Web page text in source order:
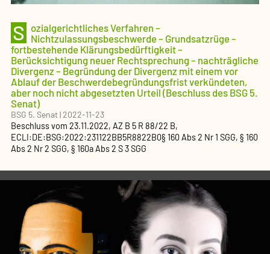
S
ozialgerichtliches Verfahren –
Nichtzulassungsbeschwerde – Grundsatzrüge –
fortbestehende Klärungsbedürftigkeit –
Berücksichtigung neuer Rechtsprechung – nachträgliche
Divergenz – Begründung der Divergenz mit einem vor
Ablauf der Beschwerdebegründungsfrist verkündeten,
aber noch nicht abgesetzten Urteil (Beschluss des BSG 5.
Senat)
BSG 5. Senat|2022-11-23
Beschlussvom 23.11.2022, AZ B 5 R 88/22 B,
ECLI:DE:BSG:2022:231122BB5R8822B0§ 160 Abs 2 Nr 1 SGG, § 160
Abs 2 Nr 2 SGG, § 160a Abs 2 S 3 SGG